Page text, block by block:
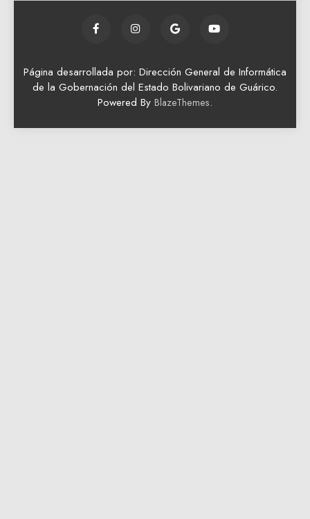
Página desarrollada por: Dirección General de Informática
de la Gobernación del Estado Bolivariano de Guárico.
Powered By BlazeThemes.